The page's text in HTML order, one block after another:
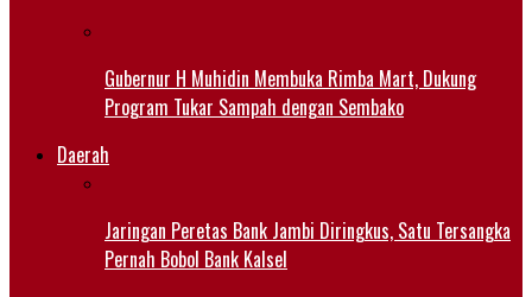
Gubernur H Muhidin Membuka Rimba Mart, Dukung
Program Tukar Sampah dengan Sembako
Daerah
Jaringan Peretas Bank Jambi Diringkus, Satu Tersangka
Pernah Bobol Bank Kalsel